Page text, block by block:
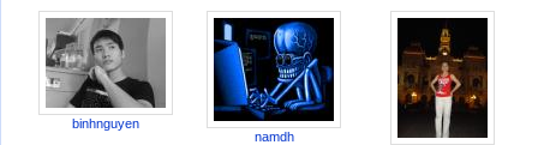
binhnguyen
namdh